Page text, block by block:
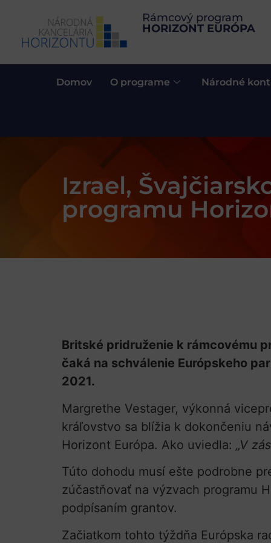
Rámcový program
HORIZONT EURÓPA
Domov O programe Národné
Izrael,
programu
Britské pridruženie k rámcovému
čaká na schválenie Európskeho
2021.
Margrethe Vestager, výkonná
kráľovstvo sa blížia k dokončeniu
Horizont Európa. Ako uviedla: „V
Túto dohodu musí ešte podrobne
zúčastňovať na výzvach programu
podpísaním grantov.
Začiatkom tohto týždňa Európska